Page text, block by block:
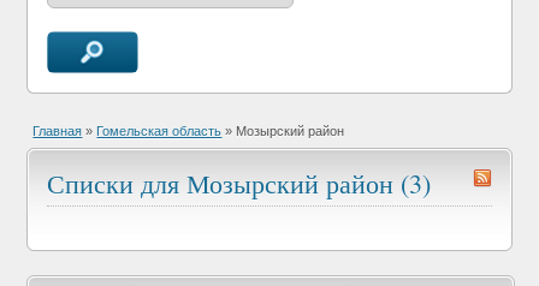
Главная » Гомельская область » Мозырский район
Списки для Мозырский район (3)